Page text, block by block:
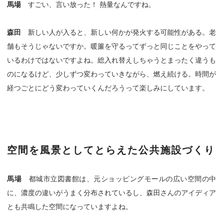
馬場すごい、言い放った！ 熱量なんですね。
森田
新しい人が入ると、新しい何かが発火する可能性がある。老
舗もそうじゃないですか。暖簾を守るってずっと同じことをやって
いるわけではないですよね。総入れ替えしちゃうとまったく違うも
のになるけど、少しずつ変わっていきながら、燃え続ける。時間が
経つごとにどう変わっていくんだろうって楽しみにしています。
空間を風景としてとらえた公共施設づくり
馬場都城市立図書館は、元ショッピングモールの広い空間の中
に、濃度の違いがうまく分布されているし、森田さんのアイディア
とも共鳴した空間になっていますよね。